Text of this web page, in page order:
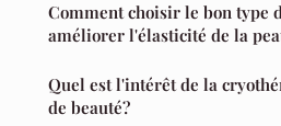
Comment choisir le bon type
améliorer l'élasticité de la
Quel est l'intérêt de la
de beauté?